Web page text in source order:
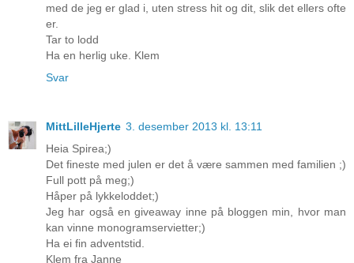
med de jeg er glad i, uten stress hit og dit, slik det ellers ofte
er.
Tar to lodd
Ha en herlig uke. Klem
Svar
MittLilleHjerte 3. desember 2013 kl. 13:11
Heia Spirea;)
Det fineste med julen er det å være sammen med familien ;)
Full pott på meg;)
Håper på lykkeloddet;)
Jeg har også en giveaway inne på bloggen min, hvor man
kan vinne monogramservietter;)
Ha ei fin adventstid.
Klem fra Janne